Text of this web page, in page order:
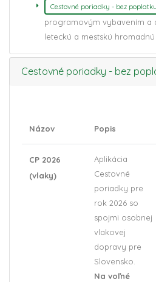
Cestovné poriadky - bez poplatku
programovým vybavením a
leteckú a mestskú
Cestovné poriadky - bez
Názov Popis
CP 2026
(vlaky)
Aplikácia
Cestovné
poriadky pre
rok 2026 so
spojmi osobnej
vlakovej
dopravy pre
Slovensko.
Na voľné